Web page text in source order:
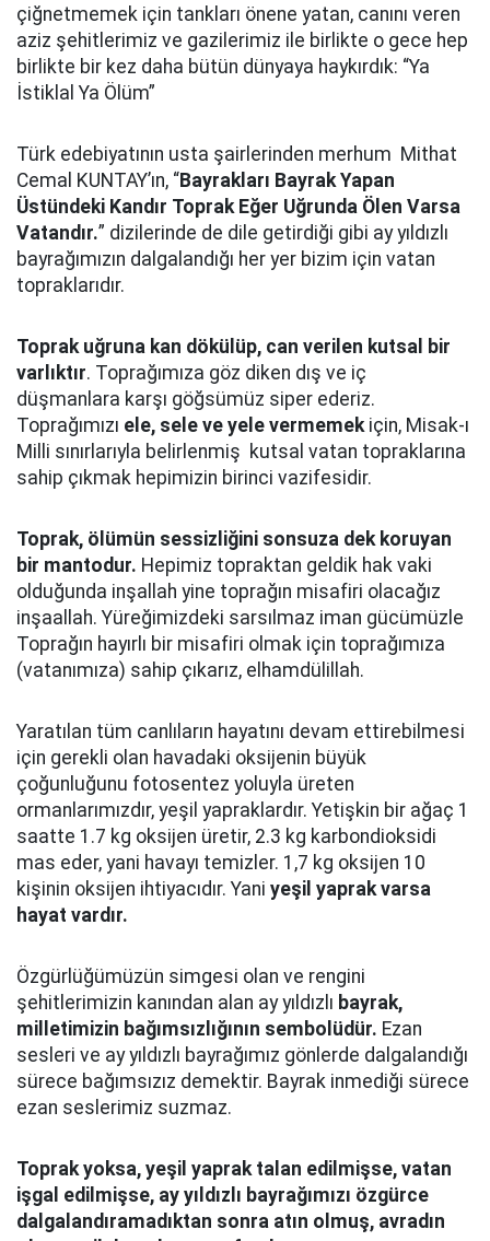
çiğnetmemek için tankları önene yatan, canını veren
aziz şehitlerimiz ve gazilerimiz ile birlikte o gece hep
birlikte bir kez daha bütün dünyaya haykırdık: “Ya
İstiklal Ya Ölüm”
Türk edebiyatının usta şairlerinden merhum Mithat
Cemal KUNTAY’ın, “Bayrakları Bayrak Yapan
Üstündeki Kandır Toprak Eğer Uğrunda Ölen Varsa
Vatandır.” dizilerinde de dile getirdiği gibi ay yıldızlı
bayrağımızın dalgalandığı her yer bizim için vatan
topraklarıdır.
Toprak uğruna kan dökülüp, can verilen kutsal bir
varlıktır. Toprağımıza göz diken dış ve iç
düşmanlara karşı göğsümüz siper ederiz.
Toprağımızı ele, sele ve yele vermemekiçin, Misak-ı
Milli sınırlarıyla belirlenmiş kutsal vatan topraklarına
sahip çıkmak hepimizin birinci vazifesidir.
Toprak, ölümün sessizliğini sonsuza dek koruyan
bir mantodur. Hepimiz topraktan geldik hak vaki
olduğunda inşallah yine toprağın misafiri olacağız
inşaallah. Yüreğimizdeki sarsılmaz iman gücümüzle
Toprağın hayırlı bir misafiri olmak için toprağımıza
(vatanımıza) sahip çıkarız, elhamdülillah.
Yaratılan tüm canlıların hayatını devam ettirebilmesi
için gerekli olan havadaki oksijenin büyük
çoğunluğunu fotosentez yoluyla üreten
ormanlarımızdır, yeşil yapraklardır. Yetişkin bir ağaç 1
saatte 1.7 kg oksijen üretir, 2.3 kg karbondioksidi
mas eder, yani havayı temizler. 1,7 kg oksijen 10
kişinin oksijen ihtiyacıdır. Yani yeşil yaprak varsa
hayat vardır.
Özgürlüğümüzün simgesi olan ve rengini
şehitlerimizin kanından alan ay yıldızlı bayrak,
milletimizin bağımsızlığının sembolüdür. Ezan
sesleri ve ay yıldızlı bayrağımız gönlerde dalgalandığı
sürece bağımsızız demektir. Bayrak inmediği sürece
ezan seslerimiz suzmaz.
Toprak yoksa, yeşil yaprak talan edilmişse, vatan
işgal edilmişse, ay yıldızlı bayrağımızı özgürce
dalgalandıramadıktan sonra atın olmuş, avradın